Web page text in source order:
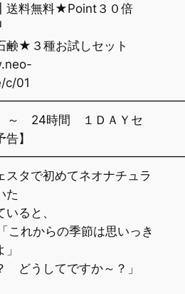
料無料★Point３０倍
３種お試しセット
c/01
24時間 １ＤＡＹセ
】
タで初めてネオナチュラ
た
ると、
れからの季節は思いっき
してですか～？」